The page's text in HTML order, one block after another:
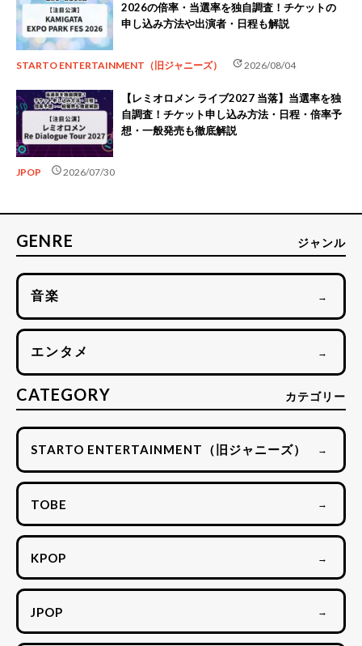
2026の倍率・当選率を独自調査！チケットの
申し込み方法や出演者・日程も解説
STARTO ENTERTAINMENT（旧ジャニーズ） update2026/08/04
【レミオロメン ライブ2027 当落】当選率を独
自調査！チケット申し込み方法・日程・倍率予
想・一般発売も徹底解説
JPOP schedule2026/07/30
GENRE ジャンル
音楽 →
エンタメ →
CATEGORY カテゴリー
STARTO ENTERTAINMENT（旧ジャニーズ） →
TOBE →
KPOP →
JPOP →